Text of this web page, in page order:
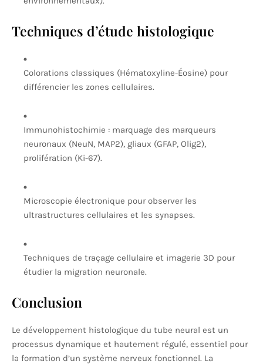
Techniques d’étude histologique
Colorations classiques (Hématoxyline-Éosine) pour
différencier les zones cellulaires.
Immunohistochimie : marquage des marqueurs
neuronaux (NeuN, MAP2), gliaux (GFAP, Olig2),
prolifération (Ki-67).
Microscopie électronique pour observer les
ultrastructures cellulaires et les synapses.
Techniques de traçage cellulaire et imagerie 3D pour
étudier la migration neuronale.
Conclusion
Le développement histologique du tube neural est un
processus dynamique et hautement régulé, essentiel pour
la formation d’un système nerveux fonctionnel. La